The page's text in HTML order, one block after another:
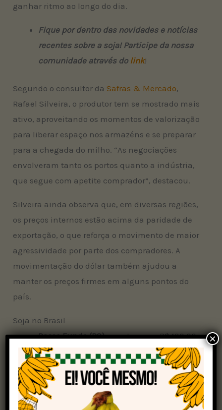
ganhar ritmo ao longo do dia.
Fique por dentro das novidades e notícias
recentes sobre a soja! Participe da nossa
comunidade através do link!
Segundo o consultor da Safras & Mercado,
Rafael Silveira, o produtor tem se mostrado mais
ativo, aproveitando os momentos de valorização
para liberar espaço nos armazéns e se preparar
para a chegada do milho. “As negociações
envolveram tanto os portos quanto a indústria,
que segue com apetite comprador”, destacou.
Silveira ainda observa que, em diversas regiões,
os preços internos estão acima da paridade de
exportação, o que reforça o movimento de maior
agressividade por parte dos compradores. A
movimentação do dólar também ajudou a
manter os preços firmes em alguns pontos do
país.
Soja no Brasil
Passo Fundo (RS): manteve em R$ 130,00
Santa Rosa (RS): manteve em R$ 131,00
Porto de Rio Grande (RS) : manteve em R$
135,00
Cascavel (PR)
: subiu de R$ 129,00 para R$
×